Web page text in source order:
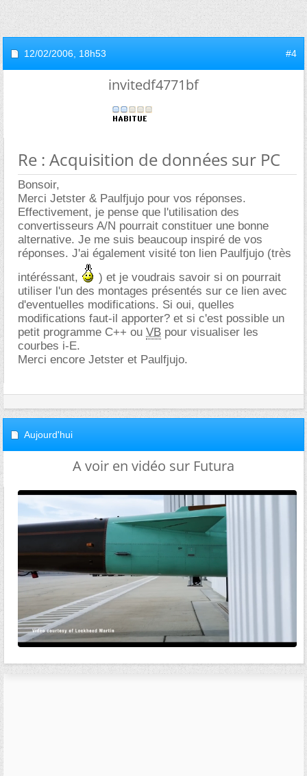
12/02/2006, 18h53 #4
invitedf4771bf
Re : Acquisition de données sur PC
Bonsoir,
Merci Jetster & Paulfjujo pour vos réponses.
Effectivement, je pense que l'utilisation des
convertisseurs A/N pourrait constituer une bonne
alternative. Je me suis beaucoup inspiré de vos
réponses. J'ai également visité ton lien Paulfjujo (très
intéréssant,
) et je voudrais savoir si on pourrait
utiliser l'un des montages présentés sur ce lien avec
d'eventuelles modifications. Si oui, quelles
modifications faut-il apporter? et si c'est possible un
petit programme C++ ou VB pour visualiser les
courbes i-E.
Merci encore Jetster et Paulfjujo.
Aujourd'hui
A voir en vidéo sur Futura